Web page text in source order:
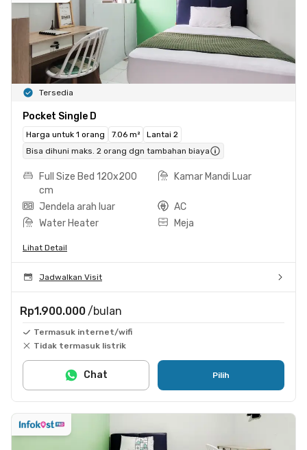
Tersedia
Pocket Single D
Harga untuk 1 orang 7.06 m²
Lantai 2
Bisa dihuni maks. 2 orang dgn tambahan biaya
Full Size Bed 120x200
cm
Kamar Mandi Luar
Jendela arah luar
AC
Water Heater
Meja
Lihat Detail
Jadwalkan Visit
Rp1.900.000 /bulan
Termasuk internet/wifi
Tidak termasuk listrik
Pilih
Chat